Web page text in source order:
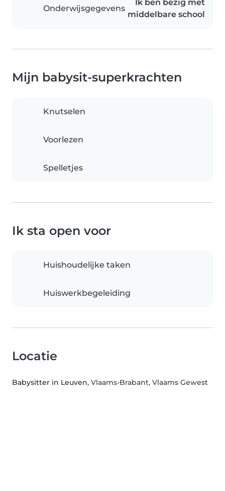
Onderwijsgegevens
Ik ben bezig met
middelbare school
Mijn babysit-superkrachten
Knutselen
Voorlezen
Spelletjes
Ik sta open voor
Huishoudelijke taken
Huiswerkbegeleiding
Locatie
Babysitter in Leuven, Vlaams-Brabant, Vlaams Gewest